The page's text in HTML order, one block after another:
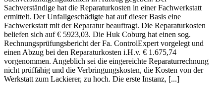
Sachverständige hat die Reparaturkosten in einer Fachwerkstatt
ermittelt. Der Unfallgeschädigte hat auf dieser Basis eine
Fachwerkstatt mit der Reparatur beauftragt. Die Reparaturkosten
beliefen sich auf € 5923,03. Die Huk Coburg hat einen sog.
Rechnungsprüfungsbericht der Fa. ControlExpert vorgelegt und
einen Abzug bei den Reparaturkosten i.H.v. € 1.675,74
vorgenommen. Angeblich sei die eingereichte Reparaturrechnung
nicht prüffähig und die Verbringungskosten, die Kosten von der
Werkstatt zum Lackierer, zu hoch. Die erste Instanz, [...]